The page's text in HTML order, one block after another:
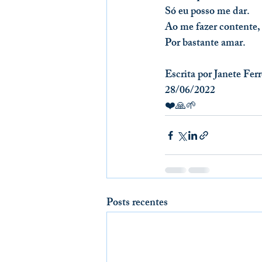
Só eu posso me dar.
Ao me fazer contente,
Por bastante amar.
Escrita por Janete
28/06/2022
❤️🙏🌱
Posts recentes